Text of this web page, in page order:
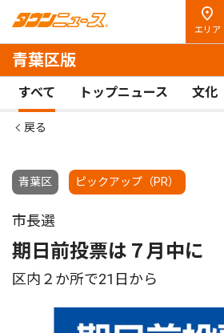
エリア
青葉区版
すべて トップニュース 文化
戻る
青葉区 ピックアップ（PR）
市長選
期日前投票は７月中に
区内２か所で21日から